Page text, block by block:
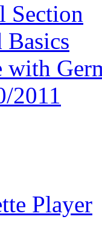
Section
Basics
with
2011
Player